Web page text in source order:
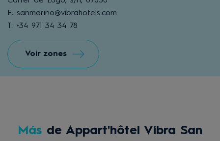
E: sanmarino@vibrahotels.com
T: +34 971 34 34 78
Voir zones
Más de Appart'hôtel Vibra San